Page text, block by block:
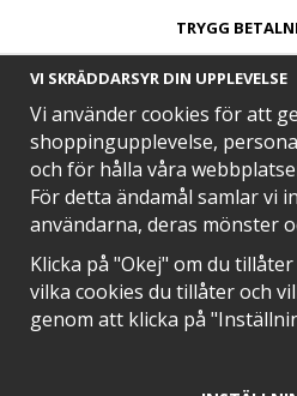
TRYGG
SNABB
EN DEL AV
VI SKRÄDDARSYR DIN UPPLEVELSE
Vi använder cookies för att
shoppingupplevelse,
och för hålla våra
För detta ändamål samlar vi
användarna, deras mönster
Klicka på "Okej" om du
vilka cookies du tillåter och
genom att klicka på